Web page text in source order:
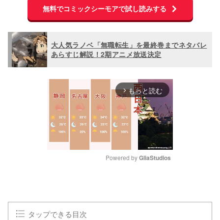
無料でコミックシーモアで試し読みする
大人気ラノベ「無職転生」を最終巻までネタバレ
あらすじ解説！2期アニメ放送決定
arrow_forward_ios もっと読む
Powered by GliaStudios
タップできる目次